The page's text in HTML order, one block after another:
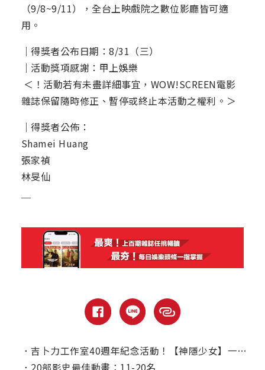
（9/8~9/11），全台上映戲院之數位影廳皆可適
用。
｜得獎者公布日期：8/31（三）​ ​
｜活動獎項感謝：甲上娛樂
​ ​＜！活動若有未盡詳細事宜，WOW!SCREEN電影
雜誌保留隨時修正、暫停或終止本活動之權利。⁣​＞
｜得獎者公佈：
Shamei Huang
張家禎
林旻仙
． 吉卜力工作室40週年紀念活動！【神隱少女】一日大銀幕限定放映